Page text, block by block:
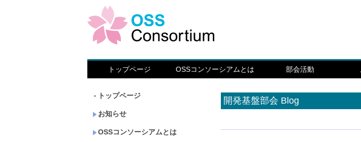
トップページ OSSコンソーシアムとは 部会活動
トップページ
お知らせ
OSSコンソーシアムとは
開発基盤部会 Blog